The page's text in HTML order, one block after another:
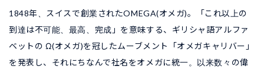
1848年、スイスで創業されたOMEGA(オメガ)。「これ以上の
到達は不可能、最高、完成」を意味する、ギリシャ語アルファ
ベットの Ω(オメガ)を冠したムーブメント「オメガキャリバー」
を発表し、それにちなんで社名をオメガに統一。以来数々の偉